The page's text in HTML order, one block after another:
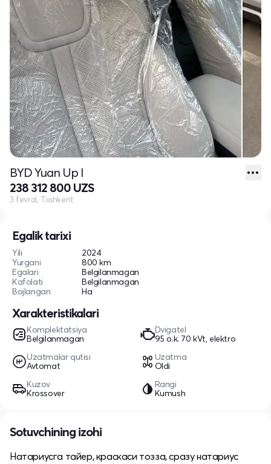
Egalik tarixi
Yili
2024
Yurgani
800 km
Egalari
Belgilanmagan
Kafolati
Belgilanmagan
Bojlangan
Ha
Xarakteristikalari
Komplektatsiya
Belgilanmagan
Dvigatel
95 o.k. 70 kVt, elektro
Uzatmalar qutisi
Avtomat
Uzatma
Oldi
Kuzov
Krossover
Rangi
Kumush
BYD Yuan Up I
238 312 800 UZS
3 fevral, Toshkent
Sotuvchining izohi
Натариусга тайер, краскаси тозза, сразу натариус